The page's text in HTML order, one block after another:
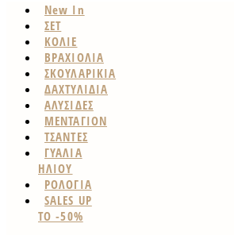
New In
ΣΕΤ
ΚΟΛΙΕ
ΒΡΑΧΙΟΛΙΑ
ΣΚΟΥΛΑΡΙΚΙΑ
ΔΑΧΤΥΛΙΔΙΑ
ΑΛΥΣΙΔΕΣ
ΜΕΝΤΑΓΙΟΝ
ΤΣΑΝΤΕΣ
ΓΥΑΛΙΑ
ΗΛΙΟΥ
ΡΟΛΟΓΙΑ
SALES UP
TO -50%